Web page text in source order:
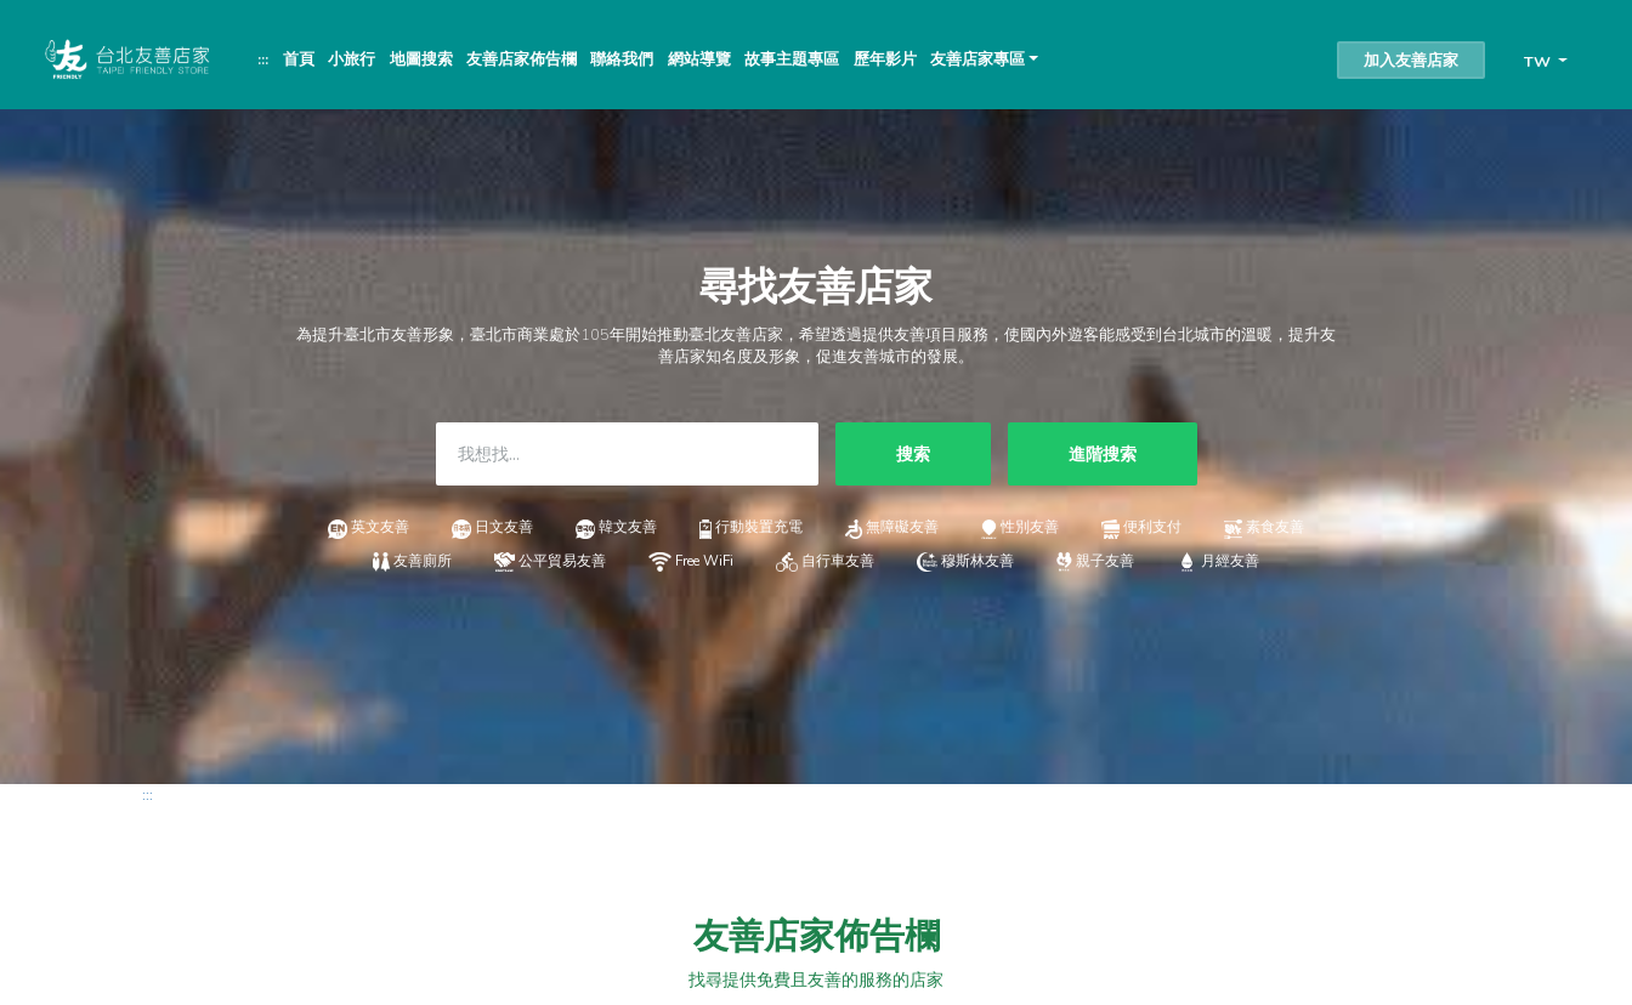
容
::: 首頁 小旅行 地圖搜索 友善店家佈告欄 聯絡我們 網站導覽 故事主題專區 歷年影片 友善店家專區 加入友善店家 TW
尋找友善店家
為提升臺北市友善形象，臺北市商業處於105年開始推動臺北友善店家，希望透過提供友善項目服務，使國內外遊客能感受到台北城市的溫暖，提升友
善店家知名度及形象，促進友善城市的發展。
搜索 進階搜索
英文友善 日文友善 韓文友善 行動裝置充電 無障礙友善 性別友善 便利支付
素食友善
友善廁所
公平貿易友善 Free WiFi 自行車友善 穆斯林友善 親子友善 月經友善
:::
友善店家佈告欄
找尋提供免費且友善的服務的店家